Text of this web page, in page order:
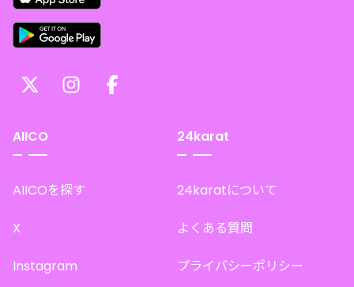
AIICO
AIICOを探す
X
Instagram
24karat
24karatについて
よくある質問
プライバシーポリシー